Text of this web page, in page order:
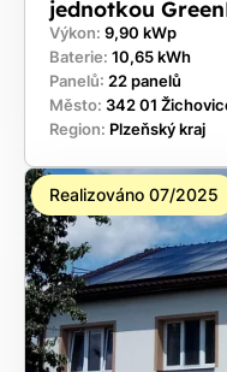
jednotkou
Výkon: 9,90 kWp
Baterie: 10,65 kWh
Panelů: 22 panelů
Město: 342 01
Region: Plzeňský kraj
Realizováno 07/2025